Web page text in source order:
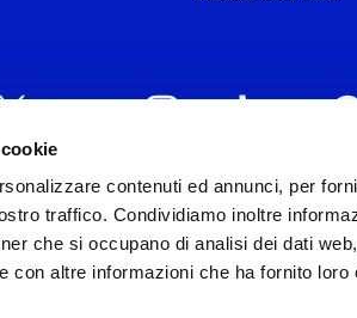
contenuti ed annunci, per
traffico. Condividiamo inoltre
che si occupano di analisi dei dati
con altre informazioni che ha fornito
ITALIA s.r.l. (Società con unico
Iscritta al REA di Milano con il
Capitale sociale Euro 2.000.000
practices in tema di corporate